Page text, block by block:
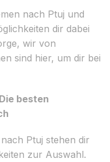
nach Ptuj und
dir dabei
wir von
sind hier, um dir bei
besten
Ptuj stehen dir
zur Auswahl.